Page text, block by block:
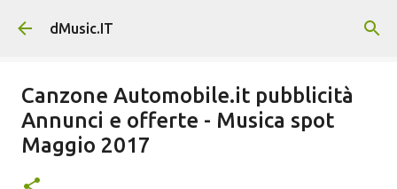
Passa ai contenuti principali
dMusic.IT
Canzone Automobile.it pubblicità
Annunci e offerte - Musica spot
Maggio 2017